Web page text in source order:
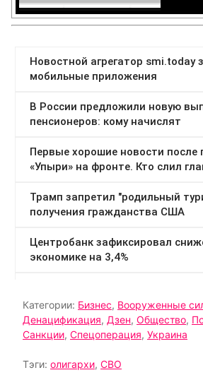
Категории: Бизнес, Вооруженные
Денацификация, Дзен, Общество,
Санкции, Спецоперация, Украина
Тэги: олигархи, СВО